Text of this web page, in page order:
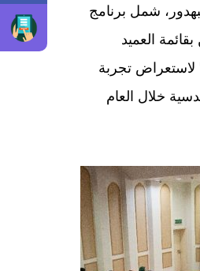
الكلية الدكتور عصام البهدور، شمل برنامج
العميد
لاستعراض تجربة
خلال العام